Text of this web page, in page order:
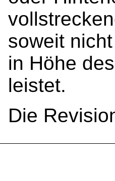
soweit
in Höhe
leistet.
Die